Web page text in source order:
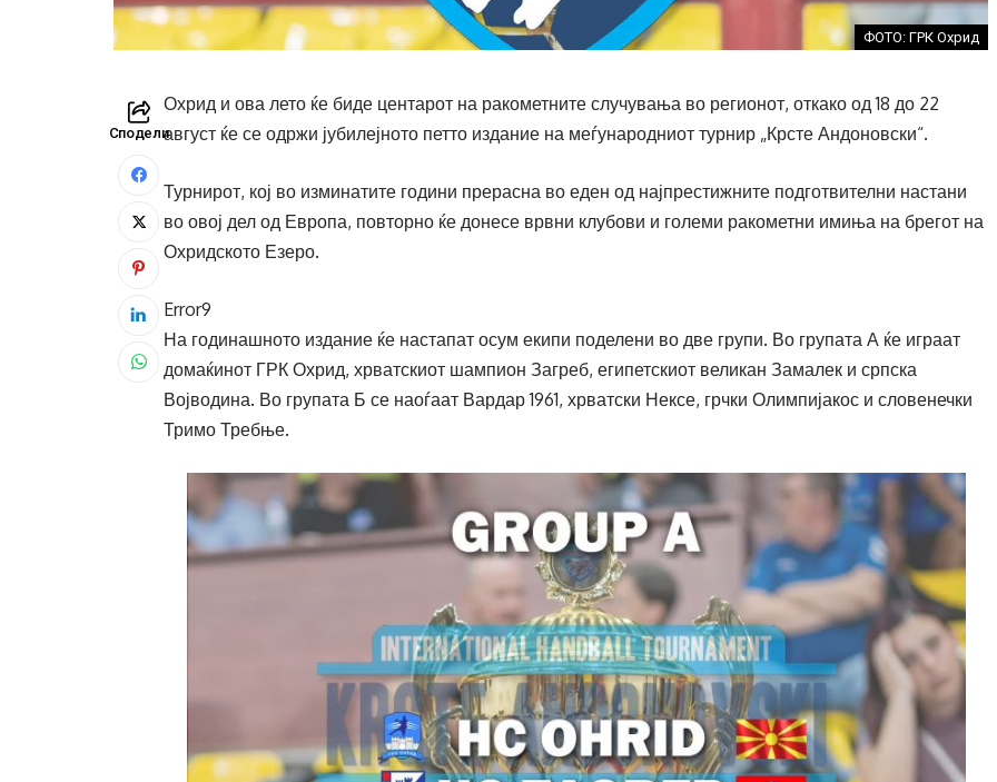
ФОТО: ГРК Охрид
Сподели
Охрид и ова лето ќе биде центарот на ракометните случувања во регионот, откако од 18 до 22
август ќе се одржи јубилејното петто издание на меѓународниот турнир „Крсте Андоновски“.
Турнирот, кој во изминатите години прерасна во еден од најпрестижните подготвителни настани
во овој дел од Европа, повторно ќе донесе врвни клубови и големи ракометни имиња на брегот на
Охридското Езеро.
Error9
На годинашното издание ќе настапат осум екипи поделени во две групи. Во групата А ќе играат
домаќинот ГРК Охрид, хрватскиот шампион Загреб, египетскиот великан Замалек и српска
Војводина. Во групата Б се наоѓаат Вардар 1961, хрватски Нексе, грчки Олимпијакос и словенечки
Тримо Требње.